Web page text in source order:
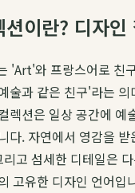
이란? 디자인
'Art'와 프랑스어로 친
술과 같은 친구'라는 의
렉션은 일상 공간에 예
다. 자연에서 영감을
고 섬세한 디테일은
고유한 디자인 언어입